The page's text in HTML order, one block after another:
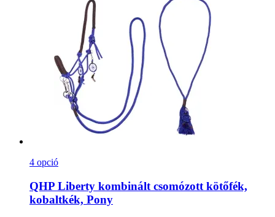
4 opció
QHP Liberty kombinált csomózott kötőfék,
kobaltkék, Pony